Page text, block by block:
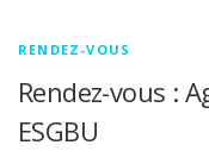
RENDEZ-VOUS
Rendez-vous :
ESGBU